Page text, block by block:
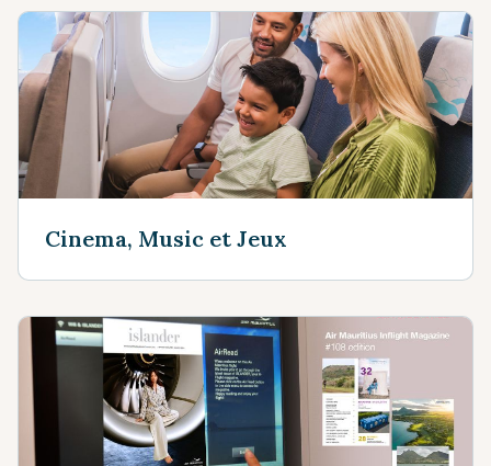
Cinema, Music et Jeux